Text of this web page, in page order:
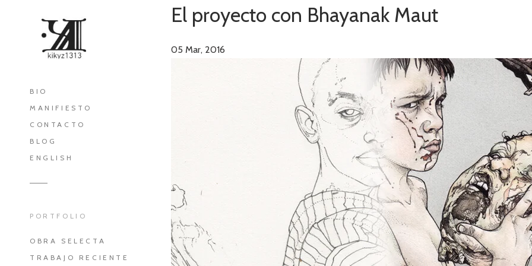
BIO
MANIFIESTO
CONTACTO
BLOG
ENGLISH
PORTFOLIO
OBRA SELECTA
TRABAJO RECIENTE
El proyecto con Bhayanak Maut
05 Mar, 2016